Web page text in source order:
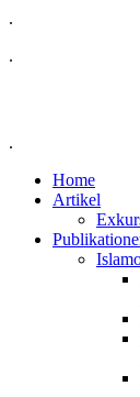
.
.
.
Home
Artikel